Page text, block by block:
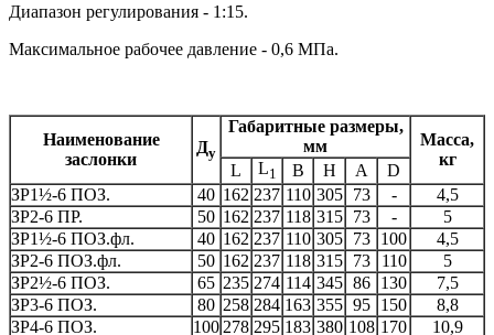
Диапазон регулирования - 1:15.
Максимальное рабочее давление - 0,6 МПа.
Наименование
заслонки
Ду
Габаритные размеры,
мм
Масса,
кг
L L1 B H A
D
ЗР1½-6 ПОЗ.
40 162 237 110 305 73 -
4,5
ЗР2-6 ПР.
50 162 237 118 315 73 -
5
ЗР1½-6 ПОЗ.фл.
40 162 237 110 305 73 100
4,5
ЗР2-6 ПОЗ.фл.
50 162 237 118 315 73 110
5
ЗР2½-6 ПОЗ.
65 235 274 114 345 86 130
7,5
ЗР3-6 ПОЗ.
80 258 284 163 355 95 150
8,8
ЗР4-6 ПОЗ.
100 278 295 183 380 108 170 10,9